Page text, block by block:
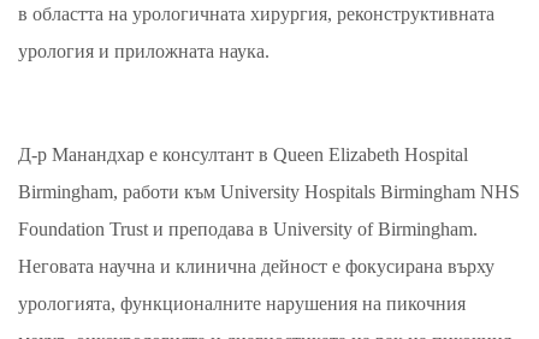
в областта на урологичната хирургия, реконструктивната
урология и приложната наука.
Д-р Манандхар е консултант в Queen Elizabeth Hospital
Birmingham, работи към University Hospitals Birmingham NHS
Foundation Trust и преподава в University of Birmingham.
Неговата научна и клинична дейност е фокусирана върху
урологията, функционалните нарушения на пикочния